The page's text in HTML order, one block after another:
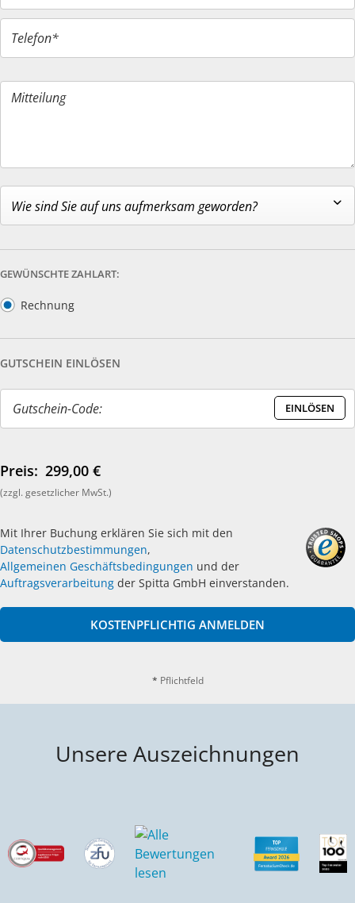
Telefon*
Mitteilung
Wie sind Sie auf uns aufmerksam geworden?
GEWÜNSCHTE ZAHLART:
Rechnung
GUTSCHEIN EINLÖSEN
Gutschein-Code: EINLÖSEN
Preis: 299,00 €
(zzgl. gesetzlicher MwSt.)
Mit Ihrer Buchung erklären Sie sich mit den
Datenschutzbestimmungen,
Allgemeinen Geschäftsbedingungen und der
Auftragsverarbeitung der Spitta GmbH einverstanden.
KOSTENPFLICHTIG ANMELDEN
* Pflichtfeld
Unsere Auszeichnungen